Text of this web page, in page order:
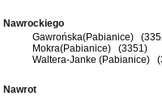
Nawrockiego
Gawrońska(Pabianice)
Mokra(Pabianice) (3351)
Waltera-Janke (Pabianice)
Nawrot